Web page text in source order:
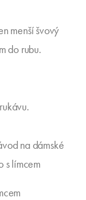
menší švový
do rubu.